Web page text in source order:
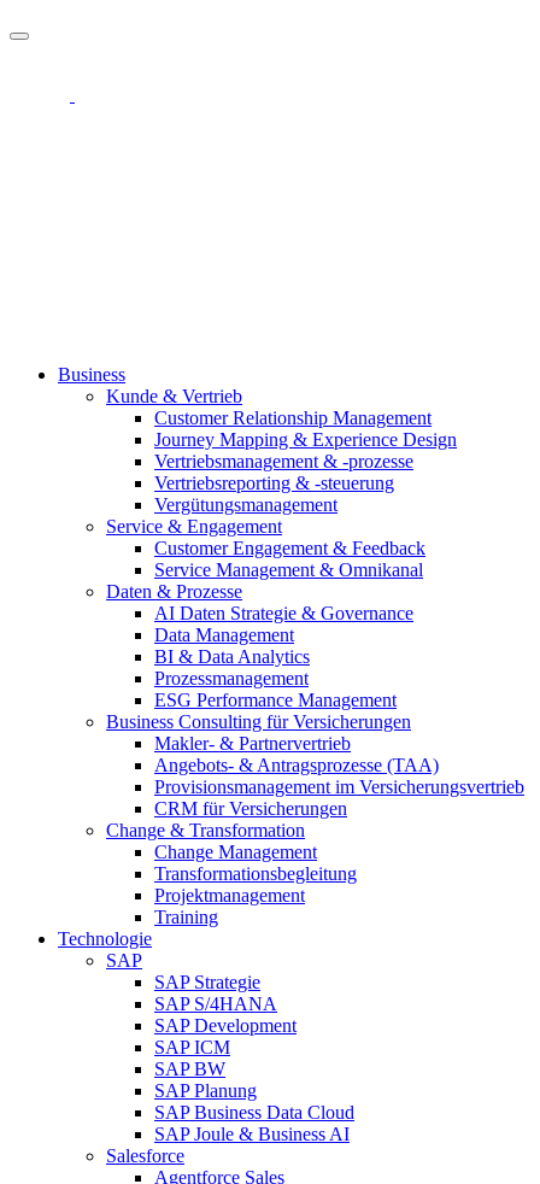
Business
Kunde & Vertrieb
Customer Relationship Management
Journey Mapping & Experience Design
Vertriebsmanagement & -prozesse
Vertriebsreporting & -steuerung
Vergütungsmanagement
Service & Engagement
Customer Engagement & Feedback
Service Management & Omnikanal
Daten & Prozesse
AI Daten Strategie & Governance
Data Management
BI & Data Analytics
Prozessmanagement
ESG Performance Management
Business Consulting für Versicherungen
Makler- & Partnervertrieb
Angebots- & Antragsprozesse (TAA)
Provisionsmanagement im Versicherungsvertrieb
CRM für Versicherungen
Change & Transformation
Change Management
Transformationsbegleitung
Projektmanagement
Training
Technologie
SAP
SAP Strategie
SAP S/4HANA
SAP Development
SAP ICM
SAP BW
SAP Planung
SAP Business Data Cloud
SAP Joule & Business AI
Salesforce
Agentforce Sales